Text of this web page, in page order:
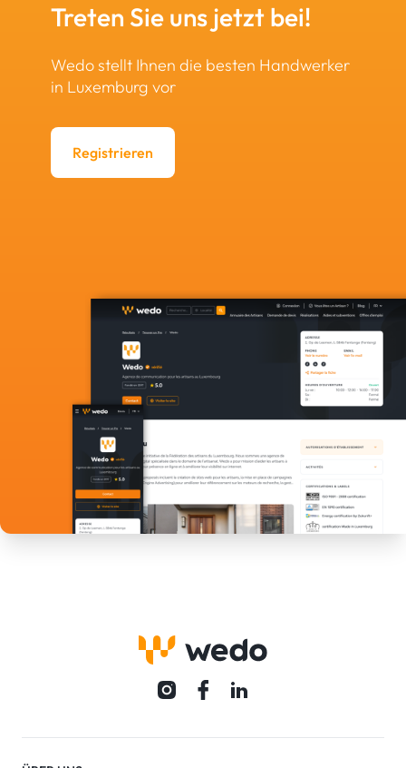
Treten Sie uns jetzt bei!
Wedo stellt Ihnen die besten Handwerker
in Luxemburg vor
Registrieren